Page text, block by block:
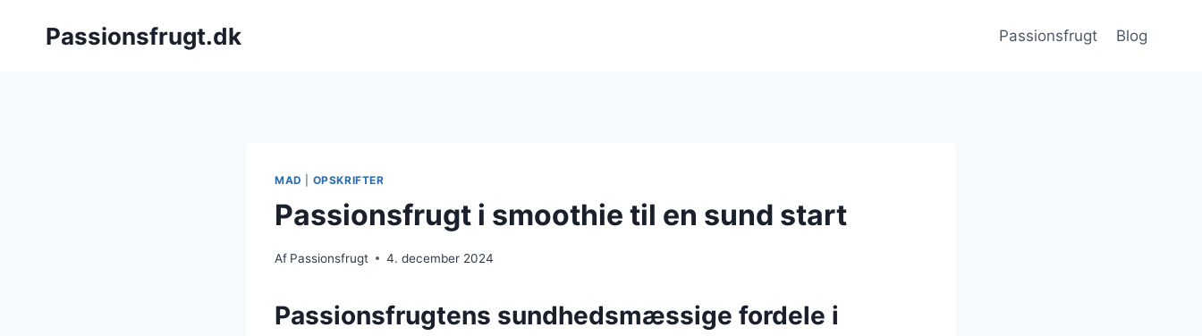
Passionsfrugt.dk Passionsfrugt Blog
MAD OPSKRIFTER
Passionsfrugt i smoothie til en sund start
Af Passionsfrugt 4. december 2024
Passionsfrugtens sundhedsmæssige fordele i